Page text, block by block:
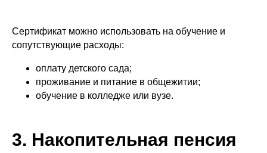
Сертификат можно использовать на обучение и
сопутствующие расходы:
оплату детского сада;
проживание и питание в общежитии;
обучение в колледже или вузе.
3. Накопительная пенсия